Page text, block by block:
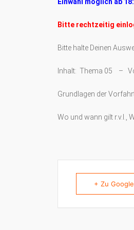
Bitte rechtzeitig
Bitte halte Deinen
Inhalt: Thema 05 –
Grundlagen der
Wo und wann gilt r.v.l.,
+ Zu